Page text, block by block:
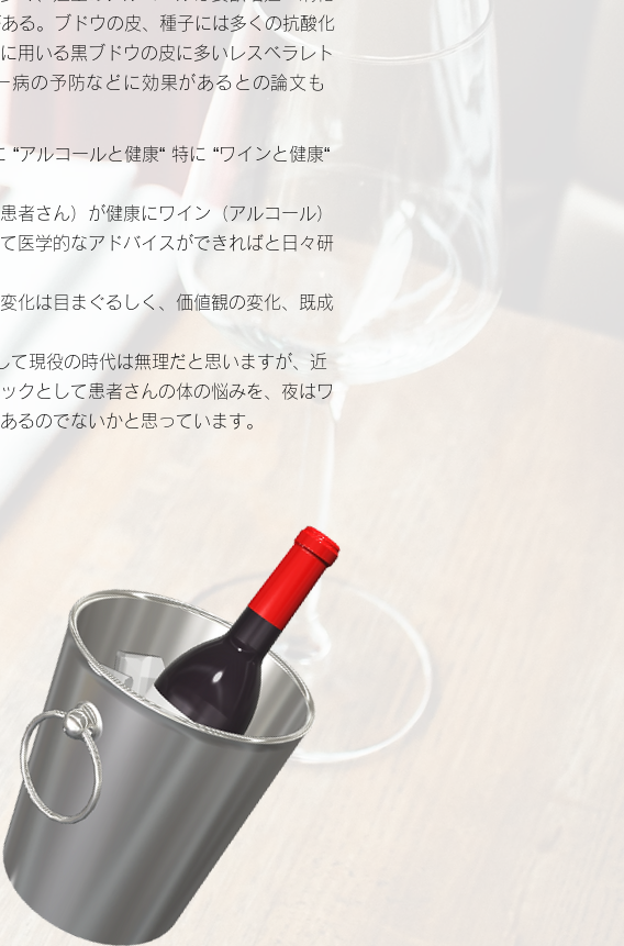
る。ブドウの皮、種子には多くの抗酸化
用いる黒ブドウの皮に多いレスベラレト
病の予防などに効果があるとの論文も
アルコールと健康“ 特に “ワインと健康“
さん）が健康にワイン（アルコール）
医学的なアドバイスができればと日々研
化は目まぐるしく、価値観の変化、既成
て現役の時代は無理だと思いますが、近
クとして患者さんの体の悩みを、夜はワ
るのでないかと思っています。